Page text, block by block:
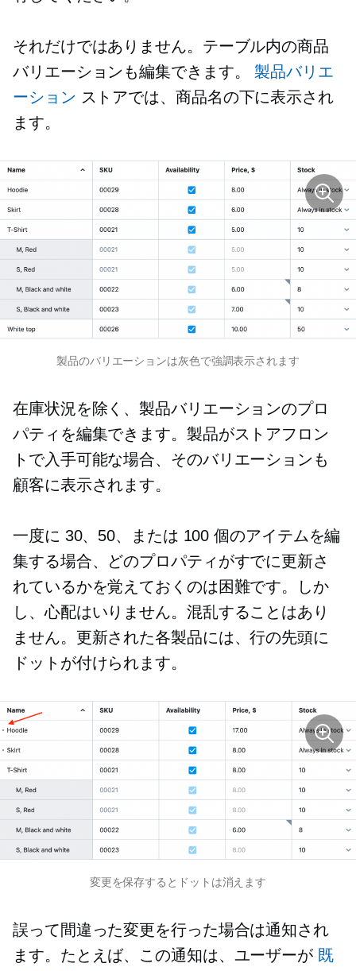
それだけではありません。テーブル内の商品
バリエーションも編集できます。製品バリエ
ーション ストアでは、商品名の下に表示され
ます。
製品のバリエーションは灰色で強調表示されます
在庫状況を除く、製品バリエーションのプロ
パティを編集できます。製品がストアフロン
トで入手可能な場合、そのバリエーションも
顧客に表示されます。
一度に 30、50、または 100 個のアイテムを編
集する場合、どのプロパティがすでに更新さ
れているかを覚えておくのは困難です。しか
し、心配はいりません。混乱することはあり
ません。更新された各製品には、行の先頭に
ドットが付けられます。
変更を保存するとドットは消えます
誤って間違った変更を行った場合は通知され
ます。たとえば、この通知は、ユーザーが 既